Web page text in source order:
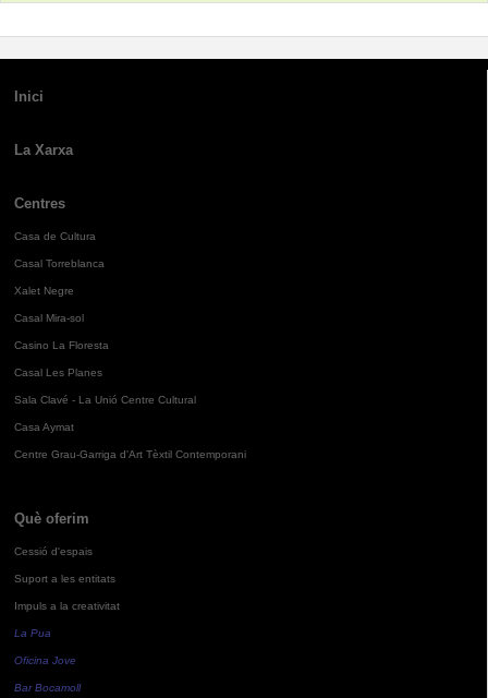
Inici
La Xarxa
Centres
Casa de Cultura
Casal Torreblanca
Xalet Negre
Casal Mira-sol
Casino La Floresta
Casal Les Planes
Sala Clavé - La Unió Centre Cultural
Casa Aymat
Centre Grau-Garriga d'Art Tèxtil Contemporani
Què oferim
Cessió d'espais
Suport a les entitats
Impuls a la creativitat
La Pua
Oficina Jove
Bar Bocamoll